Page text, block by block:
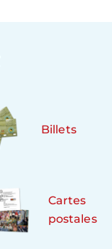
Billets
Cartes
postales